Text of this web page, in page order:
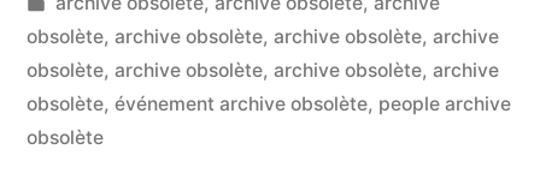
des
standards »
pardans
obsolète, archive obsolète, archive obsolète, archive
obsolète, archive obsolète, archive obsolète, archive
obsolète, événement archive obsolète, people archive
obsolète